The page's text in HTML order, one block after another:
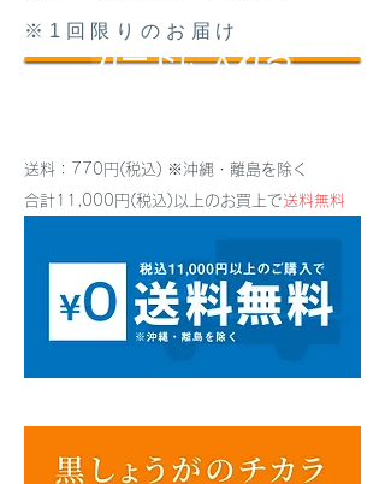
※1回限りのお届け
カートに入れる
送料：770円(税込) ※沖縄・離島を除く
合計11,000円(税込)以上のお買上で送料無料